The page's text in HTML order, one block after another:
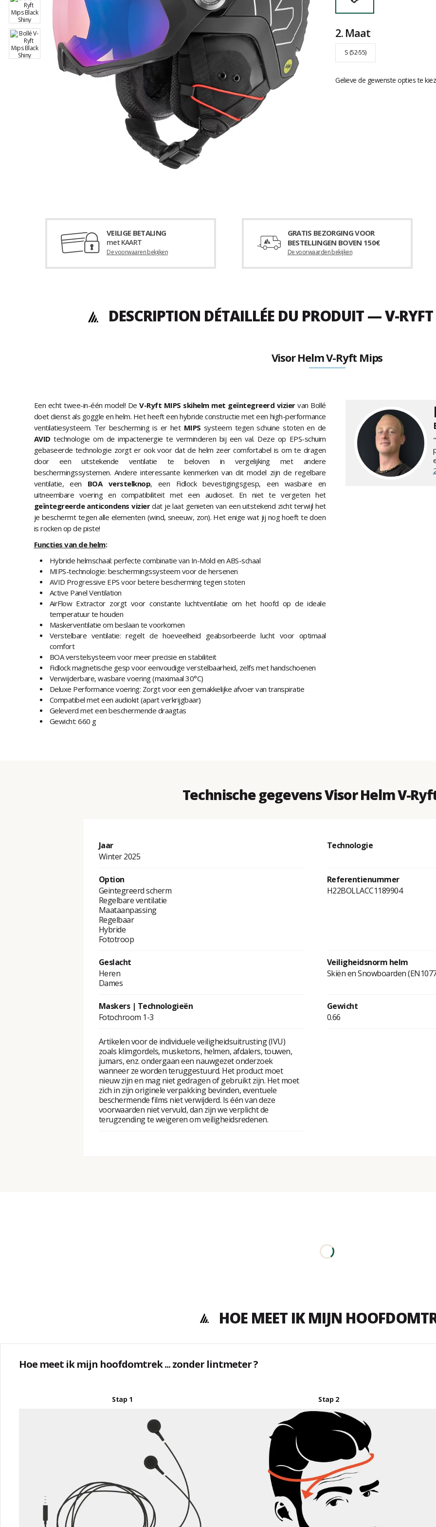
2.Maat
S (52-55)
Gelieve de gewenste opties te
VEILIGE BETALING
met KAART
De voorwaaren bekijken
GRATIS BEZORGING VOOR
BESTELLINGEN BOVEN 150€
De voorwaarden bekijken
DESCRIPTION DÉTAILLÉE DU PRODUIT — V-
Visor Helm V-Ryft Mips
Een echt twee-in-één model! De V-Ryft MIPS skihelm met geïntegreerd viziervan Bollé
doet dienst als goggle en helm. Het heeft een hybride constructie met een high-performance
ventilatiesysteem. Ter bescherming is er het MIPS systeem tegen schuine stoten en de
AVIDtechnologie om de impactenergie te verminderen bij een val. Deze op EPS-schuim
gebaseerde technologie zorgt er ook voor dat de helm zeer comfortabel is om te dragen
door een uitstekende ventilatie te beloven in vergelijking met andere
beschermingssystemen. Andere interessante kenmerken van dit model zijn de regelbare
ventilatie, een BOA verstelknop, een Fidlock bevestigingsgesp, een wasbare en
uitneembare voering en compatibiliteit met een audioset. En niet te vergeten het
geïntegreerde anticondens vizierdat je laat genieten van een uitstekend zicht terwijl het
je beschermt tegen alle elementen (wind, sneeuw, zon). Het enige wat jij nog hoeft te doen
is rocken op de piste!
Functies van de helm:
Hybride helmschaal: perfecte combinatie van In-Mold en ABS-schaal
MIPS-technologie: beschermingssysteem voor de hersenen
AVID Progressive EPS voor betere bescherming tegen stoten
Active Panel Ventilation
AirFlow Extractor zorgt voor constante luchtventilatie om het hoofd op de ideale
temperatuur te houden
Maskerventilatie om beslaan te voorkomen
Verstelbare ventilatie: regelt de hoeveelheid geabsorbeerde lucht voor optimaal
comfort
BOA verstelsysteem voor meer precisie en stabiliteit
Fidlock magnetische gesp voor eenvoudige verstelbaarheid, zelfs met handschoenen
Verwijderbare, wasbare voering (maximaal 30°C)
Deluxe Performance voering: Zorgt voor een gemakkelijke afvoer van transpiratie
Compatibel met een audiokit (apart verkrijgbaar)
Geleverd met een beschermende draagtas
Gewicht: 660 g
Technische gegevens Visor Helm V-
Jaar
Winter 2025
Technologie
Option
Geintegreerd scherm
Regelbare ventilatie
Maataanpassing
Regelbaar
Hybride
Fototroop
Referentienummer
H22BOLLACC1189904
Geslacht
Heren
Dames
Veiligheidsnorm helm
Skiën en Snowboarden
Maskers | Technologieën
Fotochroom 1-3
Gewicht
0.66
Artikelen voor de individuele veiligheidsuitrusting (IVU)
zoals klimgordels, musketons, helmen, afdalers, touwen,
jumars, enz. ondergaan een nauwgezet onderzoek
wanneer ze worden teruggestuurd. Het product moet
nieuw zijn en mag niet gedragen of gebruikt zijn. Het moet
zich in zijn originele verpakking bevinden, eventuele
beschermende films niet verwijderd. Is één van deze
voorwaarden niet vervuld, dan zijn we verplicht de
terugzending te weigeren om veiligheidsredenen.
HOE MEET IK MIJN
Hoe meet ik mijn hoofdomtrek ... zonder lintmeter ?
Stap 1 Stap 2